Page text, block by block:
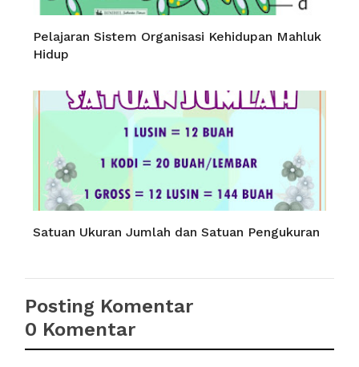
Pelajaran Sistem Organisasi Kehidupan Mahluk
Hidup
Satuan Ukuran Jumlah dan Satuan Pengukuran
Posting Komentar
0 Komentar